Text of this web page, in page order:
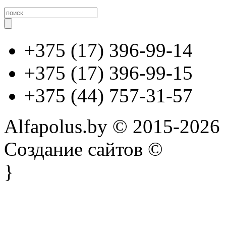
+375 (17) 396-99-14
+375 (17) 396-99-15
+375 (44) 757-31-57
Alfapolus.by © 2015-2026
Создание сайтов ©
}